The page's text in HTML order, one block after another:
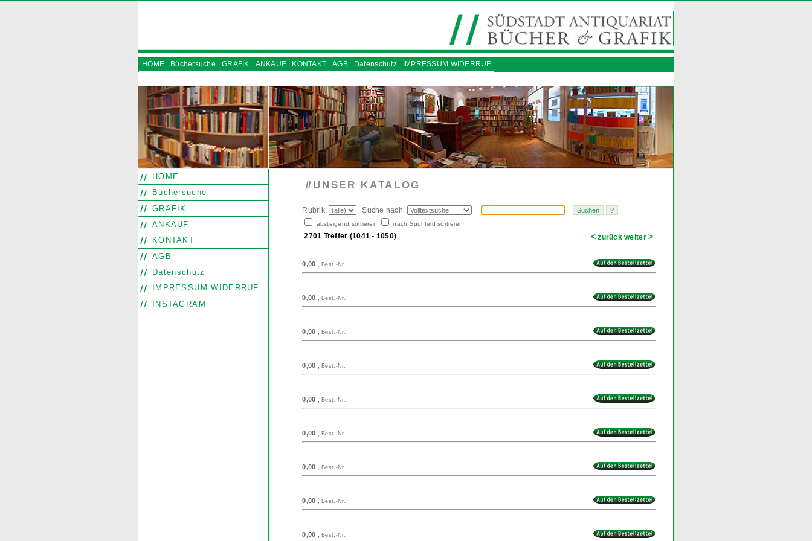
HOME Büchersuche GRAFIK ANKAUF KONTAKT AGB Datenschutz
IMPRESSUM WIDERRUF
HOME
Büchersuche
GRAFIK
ANKAUF
KONTAKT
AGB
Datenschutz
IMPRESSUM WIDERRUF
INSTAGRAM
// UNSER KATALOG
Rubrik: Suche nach:
absteigend sortieren nach Suchfeld sortieren
2701 Treffer (1041 - 1050) < zurück weiter>
0,00 ,Best.-Nr.:
0,00 ,Best.-Nr.:
0,00 ,Best.-Nr.:
0,00 ,Best.-Nr.:
0,00 ,Best.-Nr.:
0,00 ,Best.-Nr.:
0,00 ,Best.-Nr.:
0,00 ,Best.-Nr.:
0,00 ,Best.-Nr.: